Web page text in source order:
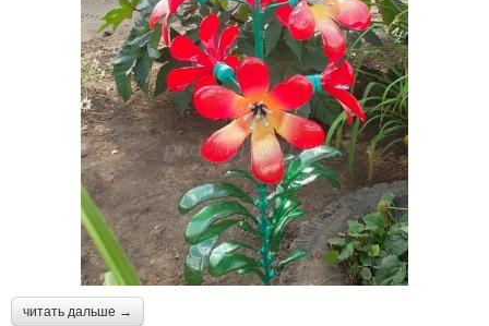
читать дальше →